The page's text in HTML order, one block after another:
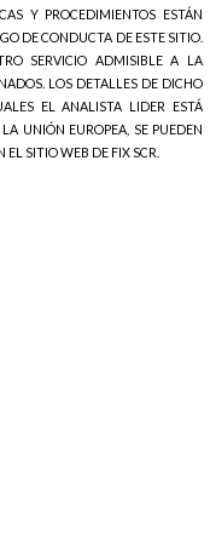
Y PROCEDIMIENTOS ESTÁN
DE CONDUCTA DE ESTE SITIO.
SERVICIO ADMISIBLE A LA
LOS DETALLES DE DICHO
EL ANALISTA LIDER ESTÁ
UNIÓN EUROPEA, SE PUEDEN
SITIO WEB DE FIX SCR.